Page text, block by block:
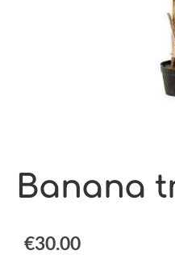
Banana
€30.00